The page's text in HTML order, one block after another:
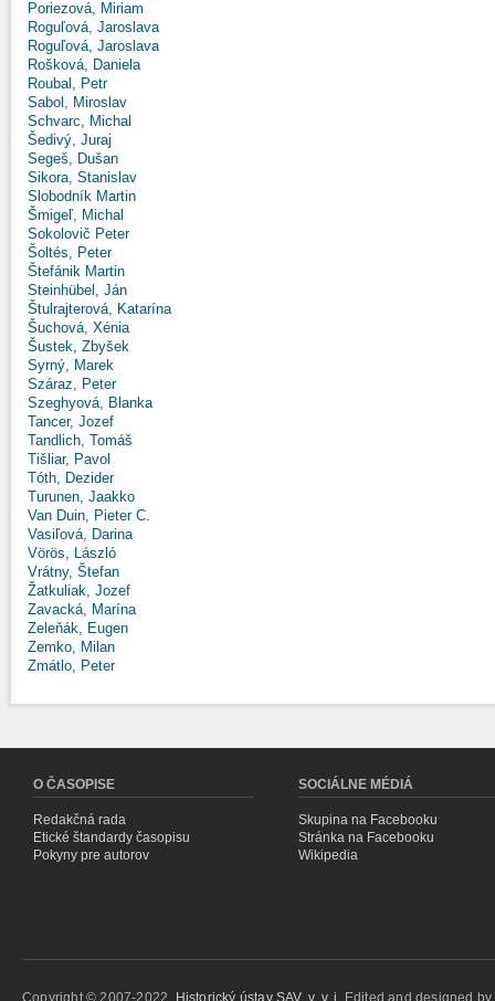
Poriezová, Miriam
Roguľová, Jaroslava
Roguľová, Jaroslava
Rošková, Daniela
Roubal, Petr
Sabol, Miroslav
Schvarc, Michal
Šedivý, Juraj
Segeš, Dušan
Sikora, Stanislav
Slobodník Martin
Šmigeľ, Michal
Sokolovič Peter
Šoltés, Peter
Štefánik Martin
Steinhübel, Ján
Štulrajterová, Katarína
Šuchová, Xénia
Šustek, Zbyšek
Syrný, Marek
Száraz, Peter
Szeghyová, Blanka
Tancer, Jozef
Tandlich, Tomáš
Tišliar, Pavol
Tóth, Dezider
Turunen, Jaakko
Van Duin, Pieter C.
Vasiľová, Darina
Vörös, László
Vrátny, Štefan
Žatkuliak, Jozef
Zavacká, Marína
Zeleňák, Eugen
Zemko, Milan
Zmátlo, Peter
O ČASOPISE
Redakčná rada
Etické štandardy časopisu
Pokyny pre autorov
SOCIÁLNE MÉDIÁ
Skupina na Facebooku
Stránka na Facebooku
Wikipedia